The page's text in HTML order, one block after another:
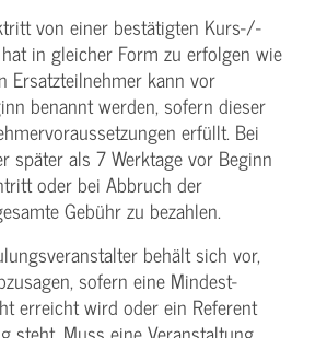
von einer bestätigten Kurs-/­
in gleicher Form zu erfolgen wie
Ersatzteilnehmer kann vor
benannt werden, sofern dieser
erfüllt. Bei
später als 7 Werktage vor Beginn
oder bei Abbruch der
Gebühr zu bezahlen.
behält sich vor,
sofern eine Mindest­
erreicht wird oder ein Referent